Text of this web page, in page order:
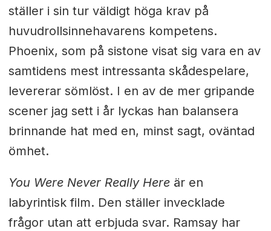
ställer i sin tur väldigt höga krav på
huvudrollsinnehavarens kompetens.
Phoenix, som på sistone visat sig vara en av
samtidens mest intressanta skådespelare,
levererar sömlöst. I en av de mer gripande
scener jag sett i år lyckas han balansera
brinnande hat med en, minst sagt, oväntad
ömhet.
You Were Never Really Here är en
labyrintisk film. Den ställer invecklade
frågor utan att erbjuda svar. Ramsay har